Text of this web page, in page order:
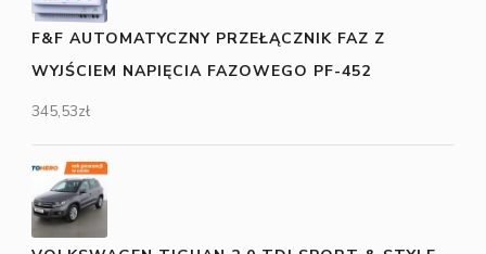
F&F AUTOMATYCZNY PRZEŁĄCZNIK FAZ Z
WYJŚCIEM NAPIĘCIA FAZOWEGO PF-452
345,53zł